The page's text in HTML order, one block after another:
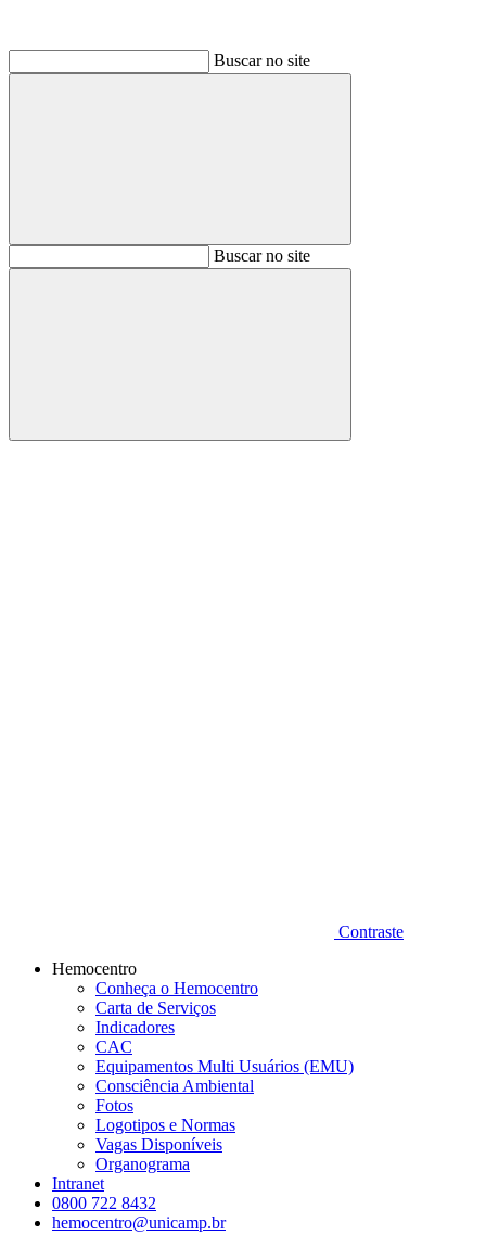
Buscar no site
BuscarBuscar no site
Buscar
Contraste
Hemocentro
Conheça o Hemocentro
Carta de Serviços
Indicadores
CAC
Equipamentos Multi Usuários (EMU)
Consciência Ambiental
Fotos
Logotipos e Normas
Vagas Disponíveis
Organograma
Intranet
0800 722 8432
hemocentro@unicamp.br